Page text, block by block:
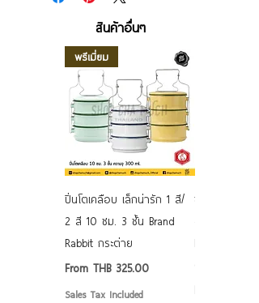
สินค้าอื่นๆ
พรีเมี่ยม
ปิ่นโตเคลือบ เล็กน่ารัก 1 สี/
2 สี 10 ซม. 3 ชั้น Brand
Rabbit กระต่าย
From THB 325.00
Sale Price
Sales Tax Included
ชามเคลือบ